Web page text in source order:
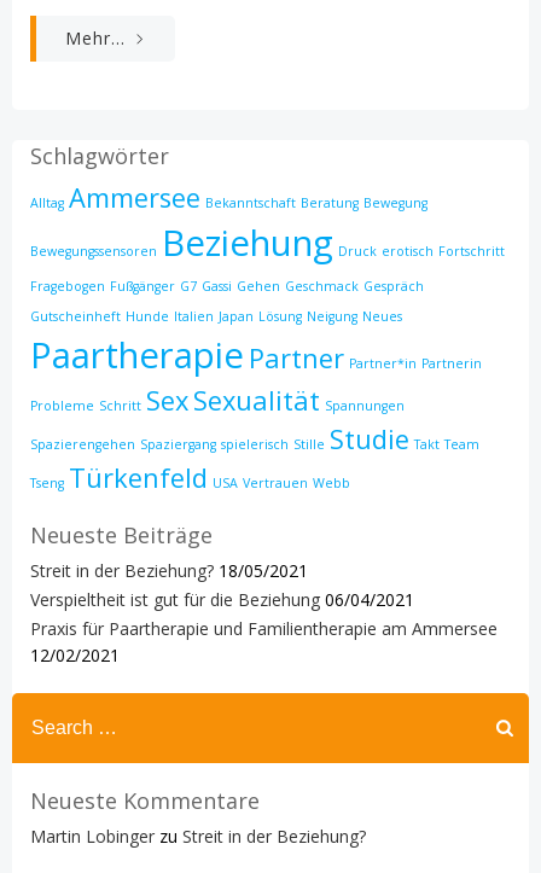
Mehr...
Schlagwörter
Alltag Ammersee Bekanntschaft Beratung Bewegung
Bewegungssensoren Beziehung Druck erotisch Fortschritt
Fragebogen Fußgänger G7 Gassi Gehen Geschmack Gespräch
Gutscheinheft Hunde Italien Japan Lösung Neigung Neues
Paartherapie Partner Partner*in Partnerin
Probleme Schritt SexSexualität Spannungen
Spazierengehen Spaziergang spielerisch Stille Studie Takt Team
Tseng Türkenfeld USA Vertrauen Webb
Neueste Beiträge
Streit in der Beziehung? 18/05/2021
Verspieltheit ist gut für die Beziehung 06/04/2021
Praxis für Paartherapie und Familientherapie am Ammersee
12/02/2021
Search
for:
Neueste Kommentare
Martin Lobinger zu Streit in der Beziehung?